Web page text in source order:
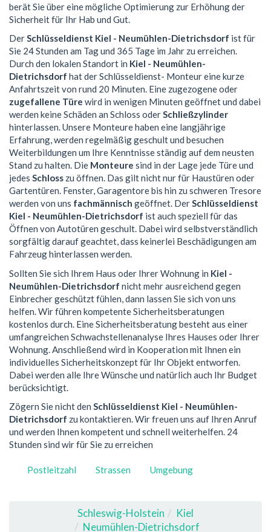
berät Sie über eine mögliche Optimierung zur Erhöhung der
Sicherheit für Ihr Hab und Gut.
DerSchlüsseldienst Kiel - Neumühlen-Dietrichsdorf ist für
Sie 24 Stunden am Tag und 365 Tage im Jahr zu erreichen.
Durch den lokalen Standort in Kiel - Neumühlen-
Dietrichsdorf hat der Schlüsseldienst- Monteur eine kurze
Anfahrtszeit von rund 20 Minuten. Eine zugezogene oder
zugefallene Türe wird in wenigen Minuten geöffnet und dabei
werden keine Schäden an Schloss oderSchließzylinder
hinterlassen. Unsere Monteure haben eine langjährige
Erfahrung, werden regelmäßig geschult und besuchen
Weiterbildungen um Ihre Kenntnisse ständig auf dem neusten
Stand zu halten. Die Monteure sind in der Lage jede Türe und
jedes Schloss zu öffnen. Das gilt nicht nur für Haustüren oder
Gartentüren. Fenster, Garagentore bis hin zu schweren Tresore
werden von uns fachmännisch geöffnet. DerSchlüsseldienst
Kiel - Neumühlen-Dietrichsdorf ist auch speziell für das
Öffnen von Autotüren geschult. Dabei wird selbstverständlich
sorgfältig darauf geachtet, dass keinerlei Beschädigungen am
Fahrzeug hinterlassen werden.
Sollten Sie sich Ihrem Haus oder Ihrer Wohnung in Kiel -
Neumühlen-Dietrichsdorf nicht mehr ausreichend gegen
Einbrecher geschützt fühlen, dann lassen Sie sich von uns
helfen. Wir führen kompetente Sicherheitsberatungen
kostenlos durch. Eine Sicherheitsberatung besteht aus einer
umfangreichen Schwachstellenanalyse Ihres Hauses oder Ihrer
Wohnung. Anschließend wird in Kooperation mit Ihnen ein
individuelles Sicherheitskonzept für Ihr Objekt entworfen.
Dabei werden alle Ihre Wünsche und natürlich auch Ihr Budget
berücksichtigt.
Zögern Sie nicht den Schlüsseldienst Kiel - Neumühlen-
Dietrichsdorf zu kontaktieren. Wir freuen uns auf Ihren Anruf
und werden Ihnen kompetent und schnell weiterhelfen. 24
Stunden sind wir für Sie zu erreichen
Postleitzahl Strassen Umgebung
Schleswig-Holstein
Kiel
Neumühlen-Dietrichsdorf